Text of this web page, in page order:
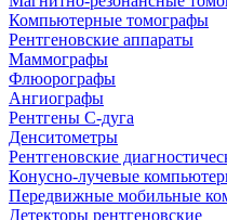
Компьютерные томографы
Рентгеновские аппараты
Маммографы
Флюорографы
Ангиографы
Рентгены С-дуга
Денситометры
Рентгеновские
Конусно-лучевые
Передвижные мобильные
Детекторы рентгеновские